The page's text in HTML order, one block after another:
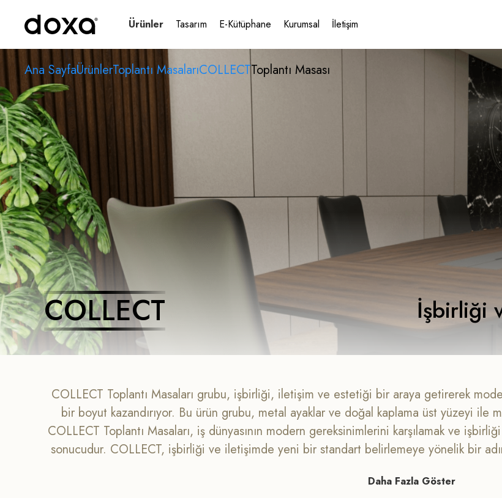
Ürünler Tasarım E-Kütüphane Kurumsal İletişim
Ana SayfaÜrünlerToplantı MasalarıCOLLECTToplantı Masası
COLLECT İşbirliği
COLLECT Toplantı Masaları grubu, işbirliği, iletişim ve estetiği bir araya getirerek
bir boyut kazandırıyor. Bu ürün grubu, metal ayaklar ve doğal kaplama üst yüzeyi
COLLECT Toplantı Masaları, iş dünyasının modern gereksinimlerini karşılamak ve
sonucudur. COLLECT, işbirliği ve iletişimde yeni bir standart belirlemeye yönelik bir
sunuyor.
Daha Fazla Göster